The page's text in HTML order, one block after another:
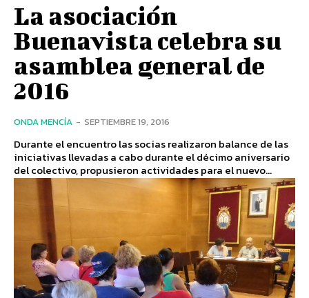
La asociación
Buenavista celebra su
asamblea general de
2016
ONDA MENCÍA - SEPTIEMBRE 19, 2016
Durante el encuentro las socias realizaron balance de las
iniciativas llevadas a cabo durante el décimo aniversario
del colectivo, propusieron actividades para el nuevo...